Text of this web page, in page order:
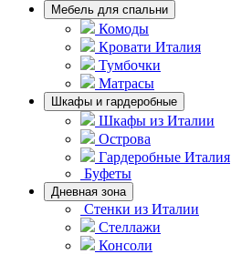
Мебель для спальни
Комоды
Кровати Италия
Тумбочки
Матрасы
Шкафы и гардеробные
Шкафы из Италии
Острова
Гардеробные Италия
Буфеты
Дневная зона
Стенки из Италии
Стеллажи
Консоли